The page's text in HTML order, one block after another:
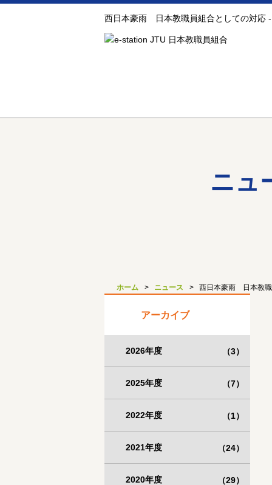
西日本豪雨 日本教職員組合としての対
ニュ
ホーム ニュース 西日本豪雨 日本教
アーカイブ
2026年度 （3）
2025年度 （7）
2022年度 （1）
2021年度 （24）
2020年度 （29）